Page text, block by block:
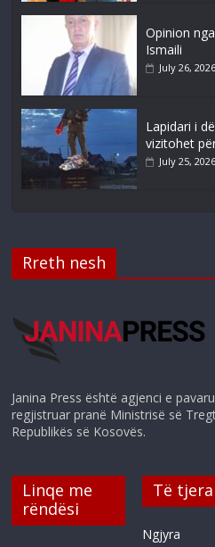
Opinion
Ismaili
July 26, 2026
Lapidari i
vizitohet
July 25, 2026
Rreth nesh
Janina Press është agjenci e
regjistruar pranë Ministrisë së
Republikës së Kosovës.
Linqe me
rëndësi
Të tjera
Ngjyra